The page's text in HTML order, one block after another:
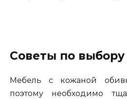
Советы по выбору
Мебель с кожаной
поэтому необходимо